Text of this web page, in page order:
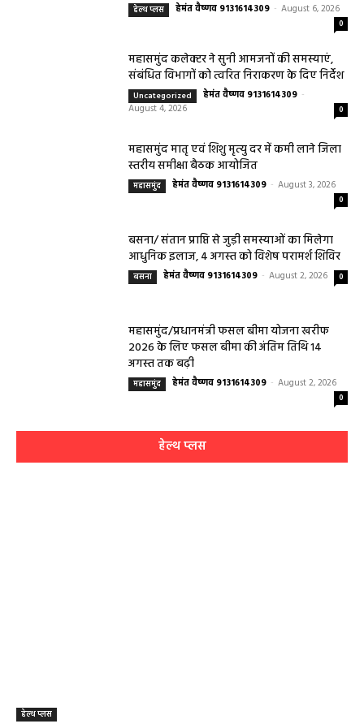
हेल्थ प्लस हेमंत वैष्णव 9131614309 - August 6, 2026
0
महासमुंद कलेक्टर ने सुनी आमजनों की समस्याएं,
संबंधित विभागों को त्वरित निराकरण के दिए निर्देश
Uncategorized हेमंत वैष्णव 9131614309 -
August 4, 2026
0
महासमुंद मातृ एवं शिशु मृत्यु दर में कमी लाने जिला
स्तरीय समीक्षा बैठक आयोजित
महासमुंद हेमंत वैष्णव 9131614309 - August 3, 2026
0
बसना/ संतान प्राप्ति से जुड़ी समस्याओं का मिलेगा
आधुनिक इलाज, 4 अगस्त को विशेष परामर्श शिविर
बसना हेमंत वैष्णव 9131614309 - August 2, 2026 0
महासमुंद/प्रधानमंत्री फसल बीमा योजना खरीफ
2026 के लिए फसल बीमा की अंतिम तिथि 14
अगस्त तक बढ़ी
महासमुंद हेमंत वैष्णव 9131614309 - August 2, 2026
0
हेल्थ प्लस
हेल्थ प्लस